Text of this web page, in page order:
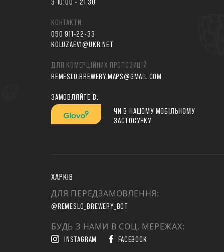
КОНТАКТИ:
050 911-22-33
KOLUZAEV1@UKR.NET
ДЛЯ КОМЕРЦІЙНИХ ПРОПОЗИЦІЙ:
REMESLO.BREWERY.MAPS@GMAIL.COM
ЗАМОВЛЯЙТЕ В:
ЧИ В НАШОМУ МОБІЛЬНОМУ
ЗАСТОСУНКУ
ХАРКІВ
ДЛЯ ПЕРЕДЗАМОВЛЕННЯ:
@REMESLO_BREWERY_BOT
БУДЬ З НАМИ В СОЦ. МЕРЕЖАХ:
INSTAGRAM FACEBOOK